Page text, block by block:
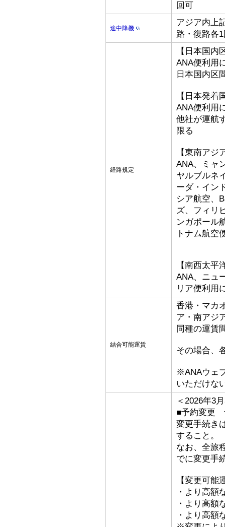
回可
途中降機
アジア内上
路・復路各
経路規定
【日本国内
ANA便利用
日本国内区
【日本発着
ANA便利用
他社が運航
限る
【東南アジ
ANA、ミャ
ヤルブルネ
ーダ・イン
シア航空、
ズ、フィリ
ンガポール
トナム航空
【南西太平
ANA、ニュ
リア便利用
結合可能運賃
香港・マカ
ア・南アジ
同種の運賃
その場合、
※ANAウェ
いただけな
＜2026年3
■予約変更
変更手続き
すること。
なお、全旅
でに変更手
【変更可能
・より高額
・より高額
・より高額